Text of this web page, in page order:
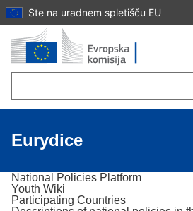
Skip to main content
Ste na uradnem spletišču EU
Eurydice
National Policies Platform
Youth Wiki
Participating Countries